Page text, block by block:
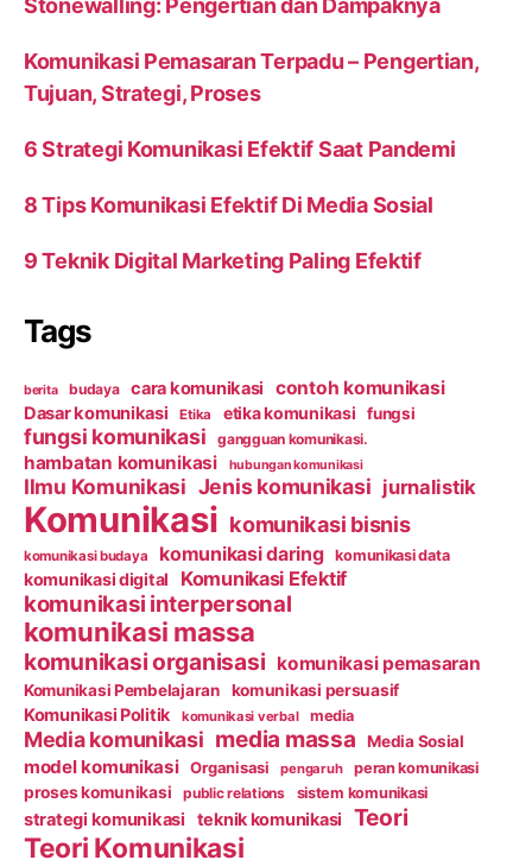
Stonewalling: Pengertian dan Dampaknya
Komunikasi Pemasaran Terpadu – Pengertian,
Tujuan, Strategi, Proses
6 Strategi Komunikasi Efektif Saat Pandemi
8 Tips Komunikasi Efektif Di Media Sosial
9 Teknik Digital Marketing Paling Efektif
Tags
berita budaya cara komunikasi contoh komunikasi
Dasar komunikasi Etika etika komunikasi fungsi
fungsi komunikasi gangguan komunikasi.
hambatan komunikasi hubungan komunikasi
Ilmu Komunikasi Jenis komunikasi jurnalistik
Komunikasi komunikasi bisnis
komunikasi budaya komunikasi daring komunikasi data
komunikasi digital Komunikasi Efektif
komunikasi interpersonal
komunikasi massa
komunikasi organisasi komunikasi pemasaran
Komunikasi Pembelajaran komunikasi persuasif
Komunikasi Politik komunikasi verbal media
Media komunikasi media massa Media Sosial
model komunikasi Organisasi pengaruh peran komunikasi
proses komunikasi public relations sistem komunikasi
strategi komunikasi teknik komunikasi Teori
Teori Komunikasi